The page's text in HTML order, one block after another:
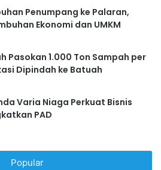
Penumpang ke Palaran,
Ekonomi dan UMKM
Pasokan 1.000 Ton Sampah per
Dipindah ke Batuah
Varia Niaga Perkuat Bisnis
PAD
Popular